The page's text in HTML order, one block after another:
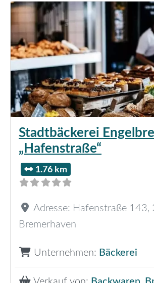
Stadtbäckerei
„Hafenstraße“
1.76 km
Adresse: Hafenstraße 143,
Bremerhaven
Unternehmen: Bäckerei